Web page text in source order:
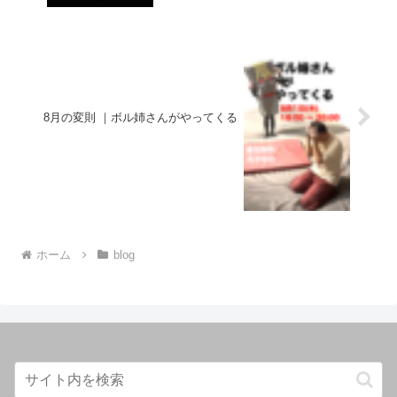
8月の変則 ｜ボル姉さんがやってくる
ホーム blog